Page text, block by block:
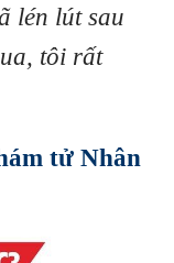
lén lút sau
tôi rất
tử Nhân